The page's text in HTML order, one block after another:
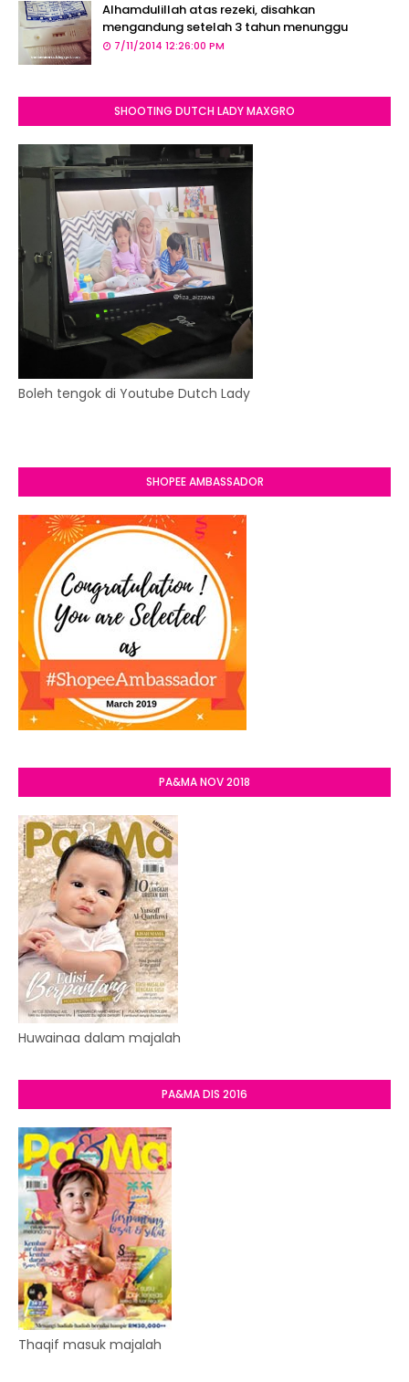
Alhamdulillah atas rezeki, disahkan
mengandung setelah 3 tahun menunggu
7/11/2014 12:26:00 PM
SHOOTING DUTCH LADY MAXGRO
Boleh tengok di Youtube Dutch Lady
SHOPEE AMBASSADOR
PA&MA NOV 2018
Huwainaa dalam majalah
PA&MA DIS 2016
Thaqif masuk majalah